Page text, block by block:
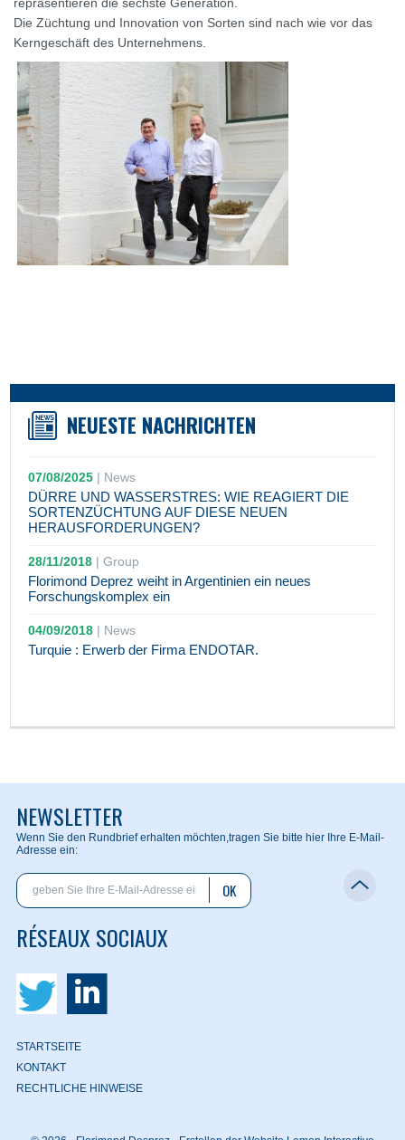
Die Züchtung und Innovation von Sorten sind nach wie vor das
Kerngeschäft des Unternehmens.
NEUESTE NACHRICHTEN
07/08/2025 | News
DÜRRE UND WASSERSTRES: WIE REAGIERT DIE
SORTENZÜCHTUNG AUF DIESE NEUEN
HERAUSFORDERUNGEN?
28/11/2018 |Group
Florimond Deprez weiht in Argentinien ein neues
Forschungskomplex ein
04/09/2018 | News
Turquie : Erwerb der Firma ENDOTAR.
NEWSLETTER
Wenn Sie den Rundbrief erhalten möchten,tragen Sie bitte hier Ihre E-Mail-
Adresse ein:
OK
RÉSEAUX SOCIAUX
STARTSEITE
KONTAKT
RECHTLICHE HINWEISE